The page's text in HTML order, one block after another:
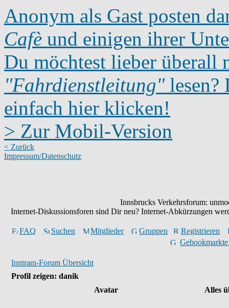
Anonym als Gast posten
Cafè und einigen ihrer
Du möchtest lieber überall
"Fahrdienstleitung"lesen?
einfach hier klicken!
> Zur Mobil-Version
< Zurück
Impressum/Datenschutz
Innsbrucks Verkehrsforum:
Internet-Diskussionsforen sind Dir neu? Internet-Abkürzungen
FAQ Suchen Mitglieder Gruppen
Registrieren
Inntram-Forum Übersicht
Profil zeigen: danik
Avatar
Alles